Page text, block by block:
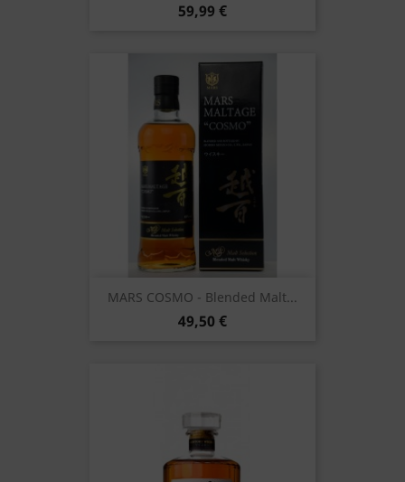
59,99 €
MARS COSMO - Blended Malt...
49,50 €